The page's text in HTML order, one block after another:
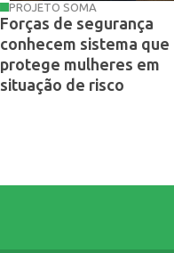
PROJETO SOMA
Forças de segurança
conhecem sistema que
protege mulheres em
situação de risco